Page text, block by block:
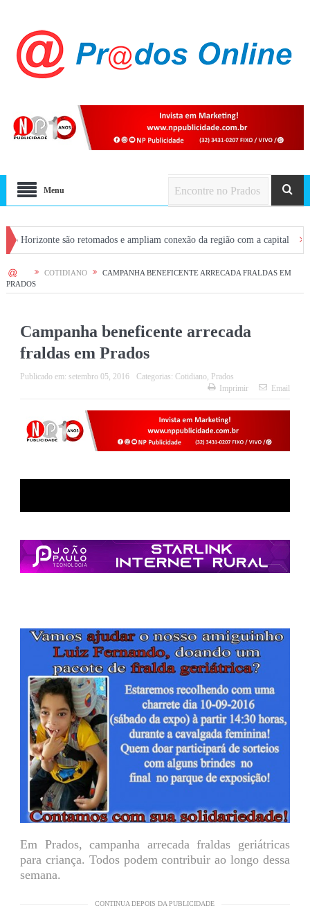
Menu
são retomados e ampliam conexão da região com a capital
HOME COTIDIANO
CAMPANHA BENEFICENTE ARRECADA FRALDAS EM
PRADOS
Campanha beneficente arrecada
fraldas em Prados
Publicado em: setembro 05, 2016 Categorias: Cotidiano, Prados
Imprimir
Email
Em Prados, campanha arrecada fraldas geriátricas
para criança. Todos podem contribuir ao longo dessa
semana.
CONTINUA DEPOIS DA PUBLICIDADE